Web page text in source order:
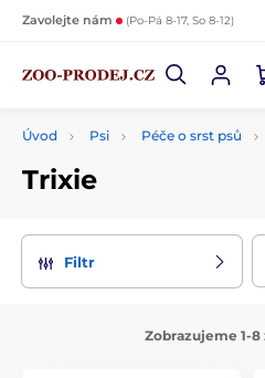
Zavolejte nám (Po-Pá 8-17, So 8-12)
Úvod Psi Péče o srst psů
Trixie
Filtr
Zobrazujeme 1-